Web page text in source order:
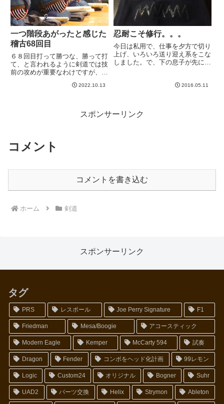
一つ階段あがったと感じた
稽古68回目
６８回目打って勝つな、勝って打
て、と言われるように剣道では技
前の攻めが重要なわけですが、自
深まり、ぽんと一つ階段をのぼっ
があるとおもうのですが、今回、
2022.10.13
忍耐こそ修行。。。
今日は私用で、仕事を夕方で切り
上げ、いろいろ送り迎え系をこな
しました。で、下の息子が先に行
と稽古に参加してしまいまし
およそ...
2016.05.11
スポンサーリンク
コメント
コメントを書き込む
ホーム 剣道
スポンサーリンク
タグ
PRS レスポール Joe Perry Signature F1
Friedman Mesa/Boogie アコースティック
Modern Eagle Kemper McCarty 594 試奏
Dragon Fender コンボをヘッド化計画 99レモン
Logic Custom24 オリジナル Bogner Suhr
UAD2 パーツ交換 Helix Strymon Ableton